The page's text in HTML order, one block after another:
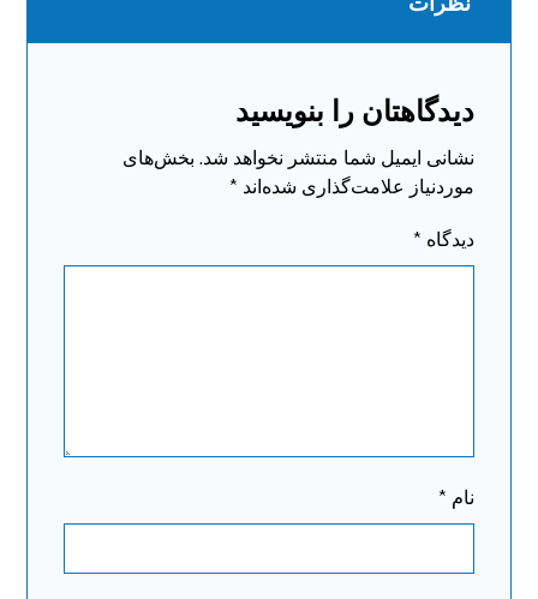
دیدگاهتان را بنویسید
نشانی ایمیل شما منتشر نخواهد شد. بخش‌های
موردنیاز علامت‌گذاری شده‌اند *
دیدگاه *
نام *